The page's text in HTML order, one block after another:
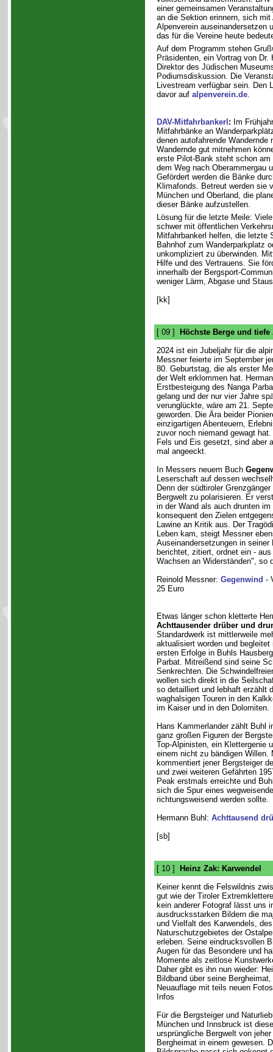
einer gemeinsamen
an die Sektion erinnern, sich
Alpenverein auseinandersetzen
das für die Vereine heute
Auf dem Programm stehen
Präsidenten, ein Vortrag von Dr.
Direktor des Jüdischen
Podiumsdiskussion. Die
Livestream verfügbar sein. Den
davor auf alpenverein.de.
DAV-Mitfahrbankerl : Im
Mitfahrbänke an
denen autofahrende Wandernde
Wandernde gut mitnehmen
erste Pilot-Bank steht schon
dem Weg nach Oberammergau
Gefördert werden die Bänke
Klimafonds. Betreut werden sie
München und Oberland, die
dieser Bänke aufzustellen.
Lösung für die letzte Meile:
schwer mit öffentlichen
Mitfahrbankerl helfen, die letzte
Bahnhof zum Wanderparkplatz
unkompliziert zu überwinden.
Hilfe und des Vertrauens. Sie
innerhalb der Bergsport-
weniger Lärm, Abgase und
[kk]
[ 09 ]
Höchste Berge und tiefe
2024 ist ein Jubeljahr für die
Messner feierte im September
80. Geburtstag, die als erster
der Welt erklommen hat.
Erstbesteigung des Nanga
gelang und der nur vier Jahre
verunglückte, wäre am 21.
geworden. Die Ära beider
einzigartigen Abenteuern,
zuvor noch niemand gewagt
Fels und Eis gesetzt, sind aber
mal angeeckt.
In Messers neuem Buch
Leserschaft auf dessen
Denn der südtiroler
Bergwelt zu polarisieren. Er
in der Wand als auch drunten
konsequent den Zielen
Lawine an Kritik aus. Der
Leben kam, steigt Messner
Auseinandersetzungen in
berichtet, zitiert, ordnet ein -
Wachsen an Widerständen", so
Reinold Messner: Gegenwind -
25 Euro
Etwas länger schon kletterte
Achttausender drüber und
Standardwerk ist mittlerweile
aktualisiert worden und
ersten Erfolge in Buhls
Parbat. Mitreißend sind seine
Senkrechten. Die
wollen sich direkt in die
so detailliert und lebhaft erzählt
waghalsigen Touren in den
im Kaiser und in den Dolomiten.
Hans Kammerlander zählt Buhl
ganz großen Figuren der
Top-Alpinisten, ein Klettergenie
einem nicht zu bändigen Willen.
kommentiert jener Bergsteiger
und zwei weiteren Gefährten
Peak erstmals erreichte und
sich die Spur eines
richtungsweisend werden sollte.
Hermann Buhl: Achttausend
[sb]
[ 10 ]
Heinz Zak: Karwendel
Keiner kennt die Felswildnis
gut wie der Tiroler
kein anderer Fotograf lässt uns
ausdrucksstarken Bildern die
und Vielfalt des Karwendels,
Naturschutzgebietes der
erleben. Seine eindrucksvollen
Augen für das Besondere und
Momente als zeitlose
Daher gibt es ihn nun wieder:
Bildband über seine
Neuauflage mit teils neuen
Infos
Für die Bergsteiger und
München und Innsbruck ist
ursprüngliche Bergwelt von
Bergheimat in einem gewesen.